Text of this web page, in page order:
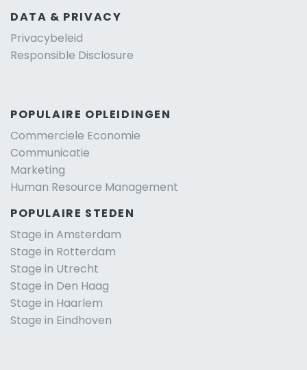
DATA & PRIVACY
Privacybeleid
Responsible Disclosure
POPULAIRE OPLEIDINGEN
Commerciele Economie
Communicatie
Marketing
Human Resource Management
POPULAIRE STEDEN
Stage in Amsterdam
Stage in Rotterdam
Stage in Utrecht
Stage in Den Haag
Stage in Haarlem
Stage in Eindhoven